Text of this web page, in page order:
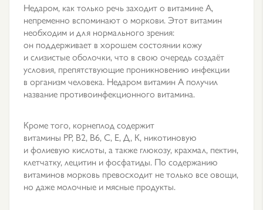
Недаром, как только речь заходит о витамине А,
непременно вспоминают о моркови. Этот витамин
необходим и для нормального зрения:
он поддерживает в хорошем состоянии кожу
и слизистые оболочки, что в свою очередь создаёт
условия, препятствующие проникновению инфекции
в организм человека. Недаром витамин А получил
название противоинфекционного витамина.
Кроме того, корнеплод содержит
витамины РР, В2, В6, С, Е, Д, К, никотиновую
и фолиевую кислоты, а также глюкозу, крахмал, пектин,
клетчатку, лецитин и фосфатиды. По содержанию
витаминов морковь превосходит не только все овощи,
но даже молочные и мясные продукты.